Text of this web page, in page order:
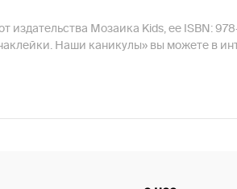
издательства Мозаика Kids, ее ISBN:
Наши каникулы» вы можете в